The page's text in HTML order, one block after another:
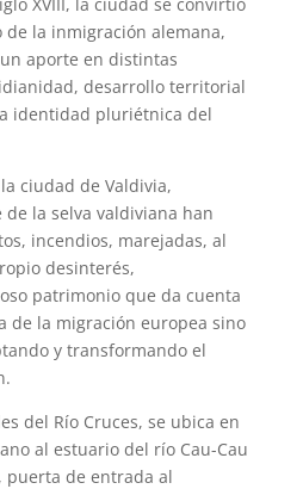
la inmigración alemana,
aporte en distintas
desarrollo territorial
identidad pluriétnica del
ciudad de Valdivia,
la selva valdiviana han
incendios, marejadas, al
desinterés,
patrimonio que da cuenta
de la migración europea sino
y transformando el
del Río Cruces, se ubica en
al estuario del río Cau-Cau
puerta de entrada al